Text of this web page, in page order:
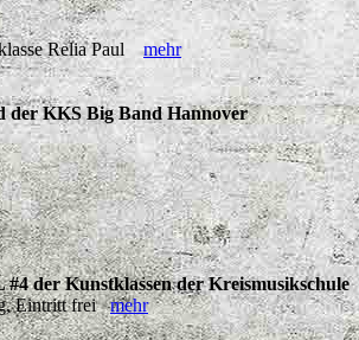
Relia Paulmehr
der KKS Big Band Hannover
der Kunstklassen der Kreismusikschule
Eintritt freimehr